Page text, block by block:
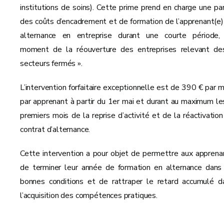
institutions de soins). Cette prime prend en charge une
des coûts d’encadrement et de formation de
alternance en entreprise durant une courte période,
moment de la réouverture des entreprises relevant
secteurs fermés ».
L’intervention forfaitaire exceptionnelle est de 390 € par
par apprenant à partir du 1er mai et durant au maximum
premiers mois de la reprise d’activité et de la
contrat d’alternance.
Cette intervention a pour objet de permettre aux
de terminer leur année de formation en alternance
bonnes conditions et de rattraper le retard accumulé
l’acquisition des compétences pratiques.